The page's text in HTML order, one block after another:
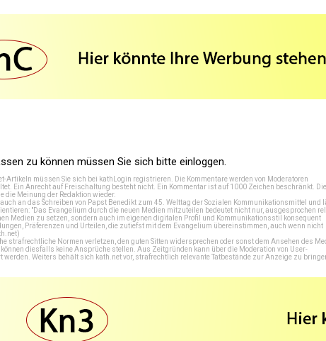
zu können müssen Sie sich bitte einloggen.
Artikeln müssen Sie sich bei kathLogin registrieren . Die Kommentare werden von Moderatoren
Ein Anrecht auf Freischaltung besteht nicht. Ein Kommentar ist auf 1000 Zeichen beschränkt. Die
die Meinung der Redaktion wieder.
an das Schreiben von Papst Benedikt zum 45. Welttag der Sozialen Kommunikationsmittel und
"Das Evangelium durch die neuen Medien mitzuteilen bedeutet nicht nur, ausgesprochen
Medien zu setzen, sondern auch im eigenen digitalen Profil und Kommunikationsstil konsequent
Präferenzen und Urteilen, die zutiefst mit dem Evangelium übereinstimmen, auch wenn nicht
)
strafrechtliche Normen verletzen, den guten Sitten widersprechen oder sonst dem Ansehen des
diesfalls keine Ansprüche stellen. Aus Zeitgründen kann über die Moderation von User-
werden. Weiters behält sich kath.net vor, strafrechtlich relevante Tatbestände zur Anzeige zu